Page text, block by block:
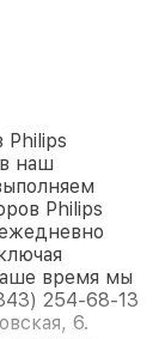
Philips
наш
Philips
время мы
254-68-13
6.